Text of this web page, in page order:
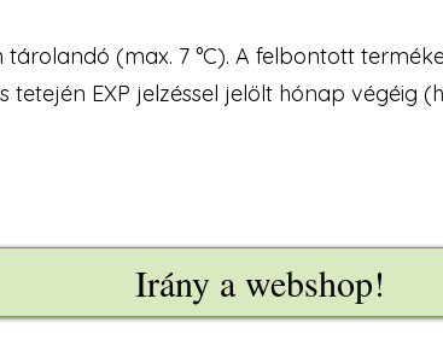
(max. 7 °C). A felbontott
EXP jelzéssel jelölt hónap végéig
Irány a webshop!